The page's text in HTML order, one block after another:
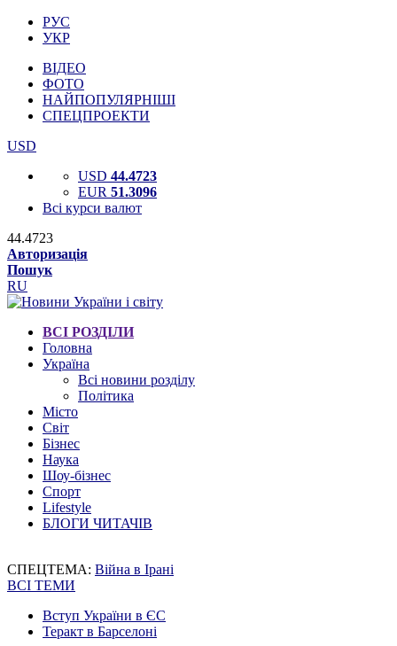
РУС
УКР
ВІДЕО
ФОТО
НАЙПОПУЛЯРНІШІ
СПЕЦПРОЕКТИ
USD
USD 44.4723
EUR 51.3096
Всі курси валют
44.4723
Авторизація
Пошук
RU
ВСІ РОЗДІЛИ
Головна
Україна
Всі новини розділу
Політика
Місто
Світ
Бізнес
Наука
Шоу-бізнес
Спорт
Lifestyle
БЛОГИ ЧИТАЧІВ
СПЕЦТЕМА: Війна в Ірані
ВСІ ТЕМИ
Вступ України в ЄС
Теракт в Барселоні